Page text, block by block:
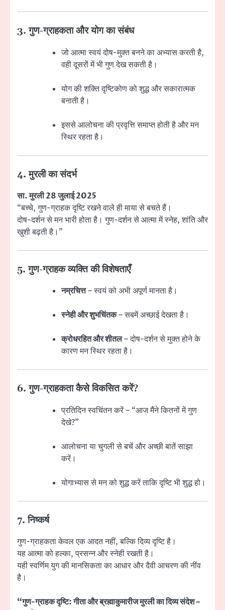
3. गुण-ग्राहकता और योग का संबंध
जो आत्मा स्वयं दोष-मुक्त बनने का अभ्यास करती है,
वही दूसरों में भी गुण देख सकती है।
योग की शक्ति दृष्टिकोण को शुद्ध और सकारात्मक
बनाती है।
इससे आलोचना की प्रवृत्ति समाप्त होती है और मन
स्थिर रहता है।
4. मुरली का संदर्भ
सा. मुरली 28 जुलाई 2025
“बच्चे, गुण-ग्राहक दृष्टि रखने वाले ही माया से बचते हैं।
दोष-दर्शन से मन भारी होता है। गुण-दर्शन से आत्मा में स्नेह, शांति और
खुशी बढ़ती है।”
5. गुण-ग्राहक व्यक्ति की विशेषताएँ
नम्रचित्त– स्वयं को अभी अपूर्ण मानता है।
स्नेही और शुभचिंतक– सबमें अच्छाई देखता है।
क्रोधरहित और शीतल– दोष-दर्शन से मुक्त होने के
कारण मन स्थिर रहता है।
6. गुण-ग्राहकता कैसे विकसित करें?
प्रतिदिन स्वचिंतन करें – “आज मैंने कितनों में गुण
देखे?”
आलोचना या चुगली से बचें और अच्छी बातें साझा
करें।
योगाभ्यास से मन को शुद्ध करें ताकि दृष्टि भी शुद्ध हो।
7. निष्कर्ष
गुण-ग्राहकता केवल एक आदत नहीं, बल्कि दिव्य दृष्टि है।
यह आत्मा को हल्का, प्रसन्न और स्नेही रखती है।
यही स्वर्णिम युग की मानसिकता का आधार और दैवी आचरण की नींव
है।
“गुण-ग्राहक दृष्टि: गीता और ब्रह्माकुमारीज मुरली का दिव्य संदेश –